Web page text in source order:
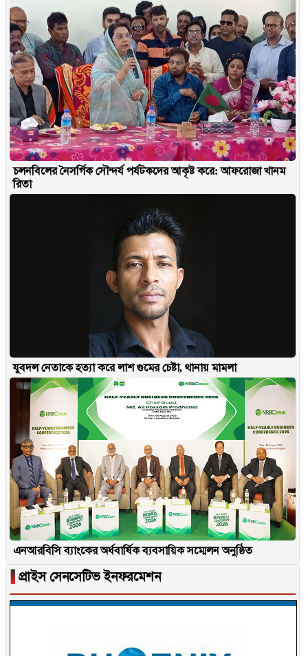
চলনবিলের নৈসর্গিক সৌন্দর্য পর্যটকদের আকৃষ্ট করে: আফরোজা খানম
রিতা
যুবদল নেতাকে হত্যা করে লাশ গুমের চেষ্টা, থানায় মামলা
এনআরবিসি ব্যাংকের অর্ধবার্ষিক ব্যবসায়িক সম্মেলন অনুষ্ঠিত
▐ প্রাইস সেনসেটিভ ইনফরমেশন